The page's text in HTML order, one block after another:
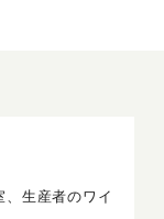
生産者のワイ